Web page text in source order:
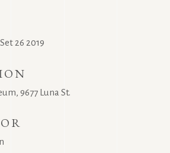
26 2019
9677 Luna St.